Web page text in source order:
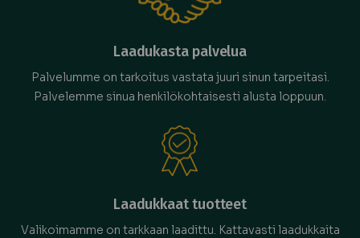
Laadukasta palvelua
Palvelumme on tarkoitus vastata juuri sinun tarpeitasi.
Palvelemme sinua henkilökohtaisesti alusta loppuun.
Laadukkaat tuotteet
Valikoimamme on tarkkaan laadittu. Kattavasti laadukkaita